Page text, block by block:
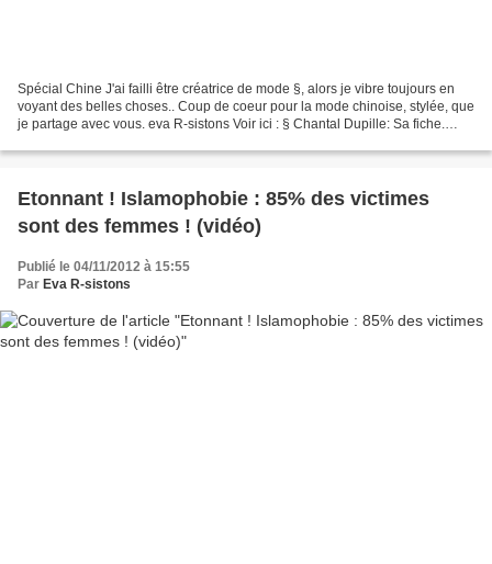
Spécial Chine J'ai failli être créatrice de mode §, alors je vibre toujours en
voyant des belles choses.. Coup de coeur pour la mode chinoise, stylée, que
je partage avec vous. eva R-sistons Voir ici : § Chantal Dupille: Sa fiche.
Etonnant ! Islamophobie : 85% des victimes
sont des femmes ! (vidéo)
Publié le 04/11/2012 à 15:55
Par Eva R-sistons